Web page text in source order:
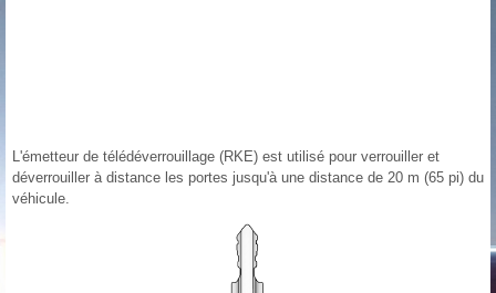
L'émetteur de télédéverrouillage (RKE) est utilisé pour verrouiller et
déverrouiller à distance les portes jusqu'à une distance de 20 m (65 pi) du
véhicule.